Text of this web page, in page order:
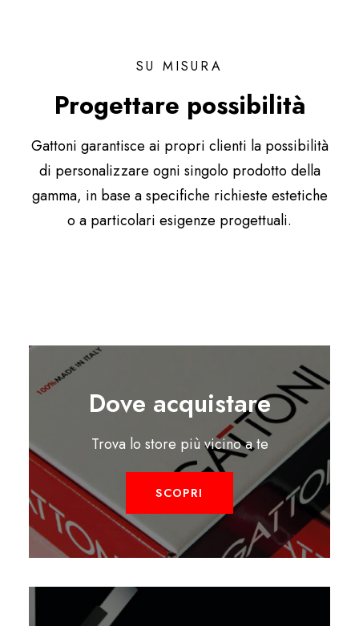
SU MISURA
Progettare possibilità
Gattoni garantisce ai propri clienti la possibilità
di personalizzare ogni singolo prodotto della
gamma, in base a specifiche richieste estetiche
o a particolari esigenze progettuali.
Dove acquistare
Trova lo store più vicino a te
SCOPRI